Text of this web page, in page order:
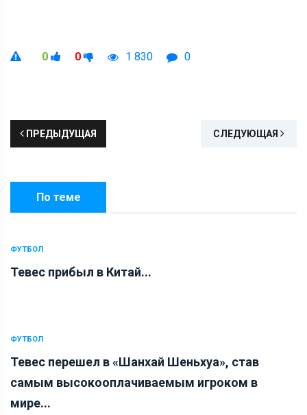
0 0 1 830 0
ПРЕДЫДУЩАЯ СЛЕДУЮЩАЯ
По теме
ФУТБОЛ
Тевес прибыл в Китай...
ФУТБОЛ
Тевес перешел в «Шанхай Шеньхуа», став
самым высокооплачиваемым игроком в
мире...